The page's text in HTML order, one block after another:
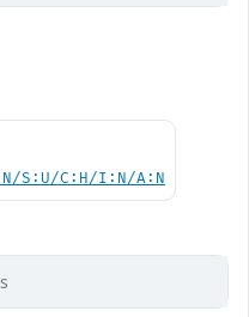
S:U/C:H/I:N/A:N